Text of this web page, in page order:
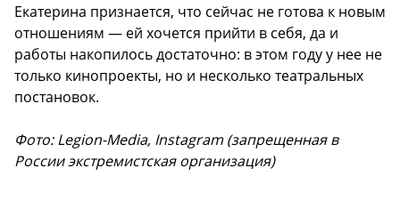
Екатерина признается, что сейчас не готова к новым
отношениям — ей хочется прийти в себя, да и
работы накопилось достаточно: в этом году у нее не
только кинопроекты, но и несколько театральных
постановок.
Фото: Legion-Media, Instagram (запрещенная в
России экстремистская организация)